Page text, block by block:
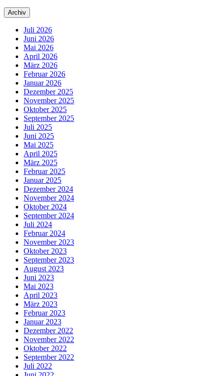
Archiv
Juli 2026
Juni 2026
Mai 2026
April 2026
März 2026
Februar 2026
Januar 2026
Dezember 2025
November 2025
Oktober 2025
September 2025
Juli 2025
Juni 2025
Mai 2025
April 2025
März 2025
Februar 2025
Januar 2025
Dezember 2024
November 2024
Oktober 2024
September 2024
Juli 2024
Februar 2024
November 2023
Oktober 2023
September 2023
August 2023
Juni 2023
Mai 2023
April 2023
März 2023
Februar 2023
Januar 2023
Dezember 2022
November 2022
Oktober 2022
September 2022
Juli 2022